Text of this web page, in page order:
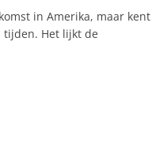
in Amerika, maar kent
tijden. Het lijkt de